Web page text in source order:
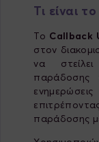
Τι είναι
Το Callback
στον
να
παράδοσης
παράδοσης